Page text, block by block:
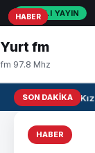
CANLI YAYIN
Yurt fm
fm 97.8 Mhz
SON DAKIKA
U17
HABER
HABER
HABER
HABER